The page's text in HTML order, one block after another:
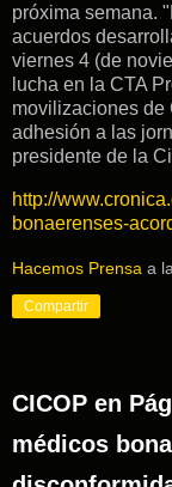
próxima semana.
acuerdos
viernes 4 (de
lucha en la CTA
movilizaciones de
adhesión a las
presidente de la
http://
bonaerenses-
Hacemos Prensa a
Compartir
CICOP en
médicos